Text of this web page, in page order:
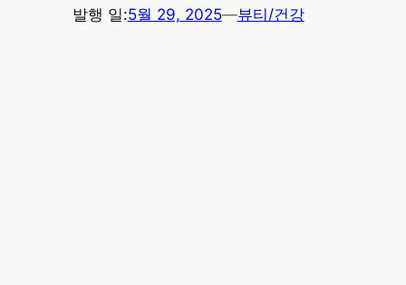
발행 일:5월 29, 2025—뷰티/건강